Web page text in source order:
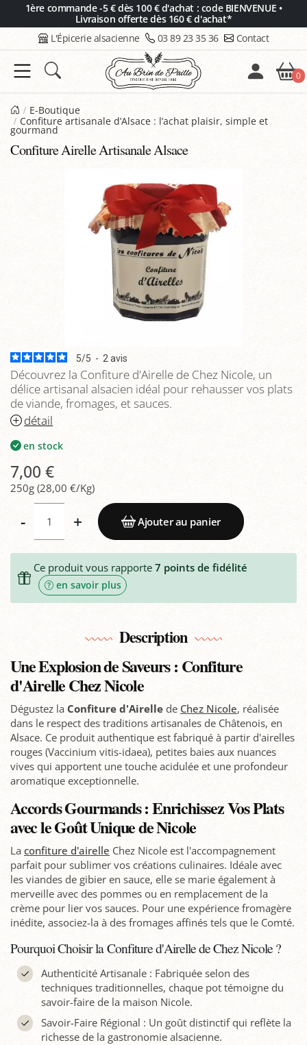
1ère commande -5 € dès 100 € d'achat : code BIENVENUE •
Livraison offerte dès 160 € d'achat*
L'Épicerie alsacienne 03 89 23 35 36 Contact
0
E-Boutique
Confiture artisanale d’Alsace : l’achat plaisir, simple et
gourmand
Confiture Airelle Artisanale Alsace
5/5 - 2 avis
Découvrez la Confiture d'Airelle de Chez Nicole, un
délice artisanal alsacien idéal pour rehausser vos plats
de viande, fromages, et sauces.
détail
en stock
7,00 €
250g (28,00 €/Kg)
- + Ajouter au panier
Ce produit vous rapporte 7 points de fidélité
en savoir plus
Description
Une Explosion de Saveurs : Confiture
d'Airelle Chez Nicole
Dégustez la Confiture d'Airelle de Chez Nicole, réalisée
dans le respect des traditions artisanales de Châtenois, en
Alsace. Ce produit authentique est fabriqué à partir d'airelles
rouges (Vaccinium vitis-idaea), petites baies aux nuances
vives qui apportent une touche acidulée et une profondeur
aromatique exceptionnelle.
Accords Gourmands : Enrichissez Vos Plats
avec le Goût Unique de Nicole
La confiture d'airelle Chez Nicole est l'accompagnement
parfait pour sublimer vos créations culinaires. Idéale avec
les viandes de gibier en sauce, elle se marie également à
merveille avec des pommes ou en remplacement de la
crème pour lier vos sauces. Pour une expérience fromagère
inédite, associez-la à des fromages affinés tels que le Comté.
Pourquoi Choisir la Confiture d'Airelle de Chez Nicole ?
Authenticité Artisanale : Fabriquée selon des
techniques traditionnelles, chaque pot témoigne du
savoir-faire de la maison Nicole.
Savoir-Faire Régional : Un goût distinctif qui reflète la
richesse de la gastronomie alsacienne.
Panneau de gestion des cookies